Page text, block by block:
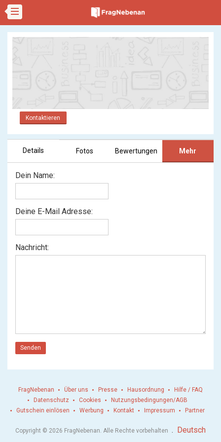
Kontaktieren
Details Fotos Bewertungen Mehr
Dein Name:
Deine E-Mail Adresse:
Nachricht:
Senden
FragNebenan Über uns Presse Hausordnung
Hilfe / FAQ
Datenschutz
Cookies
Nutzungsbedingungen/AGB
Gutschein einlösen
Werbung Kontakt Impressum Partner
Copyright © 2026 FragNebenan. Alle Rechte vorbehalten . Deutsch